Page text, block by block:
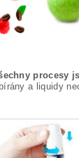
procesy
a liquidy